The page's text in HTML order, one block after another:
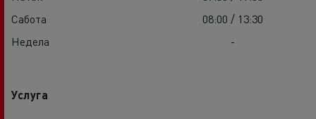
Сабота
08:00 / 13:30
Недела
-
Услуга